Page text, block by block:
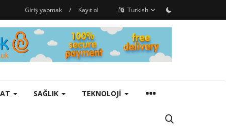
Giriş yapmak / Kayıt ol Turkish
SAĞLIK TEKNOLOJI